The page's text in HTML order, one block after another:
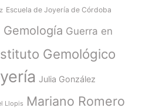
Escuela de Joyería de Córdoba
Gemología Guerra en
Gemológico
Julia González
Llopis Mariano Romero